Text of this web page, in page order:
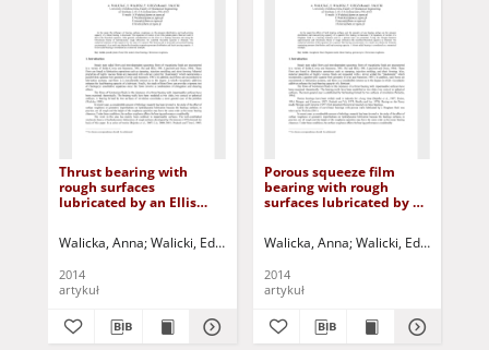
Thrust bearing with
rough surfaces
lubricated by an Ellis
Walicka, Anna Walicki, Edward Jurczak, Paweł Falicki, Jarosław
2014
artykuł
Porous squeeze film
bearing with rough
surfaces lubricated by a
Walicka, Anna Walicki, Edward
2014
artykuł